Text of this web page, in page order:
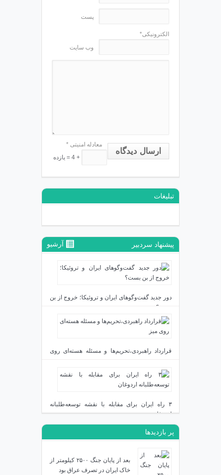
پست
الکترونیکی*
وب سایت
ارسال دیدگاه
معادله امنیتی *
+ 4 = یازده
تبلیغات
پیشنهاد سردبیر آرشیو
دور جدید گفت‌وگوهای ایران و تروئیکا؛ خروج از بن
بست؟
دی ۲۴, ۱۴۰۳
قرارداد راهبردی،تحریم‌ها و مسئله هسته‌ای روی
دی ۲۳, ۱۴۰۳
۳ راه ایران برای مقابله با نقشه توسعه‌طلبانه
اردوغان
دی ۱۹, ۱۴۰۳
پر بازدیدها
بعد از پایان جنگ ۲۵۰۰ کیلومتر از
خاک ایران در تصرف عراق بود